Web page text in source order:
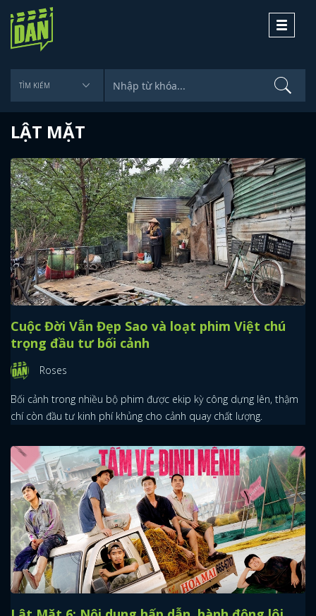
Toggle
LẬT MẶT
Cuộc Đời Vẫn Đẹp Sao và loạt phim Việt chú
trọng đầu tư bối cảnh
Roses
Bối cảnh trong nhiều bộ phim được ekip kỳ công dựng lên, thậm
chí còn đầu tư kinh phí khủng cho cảnh quay chất lượng.